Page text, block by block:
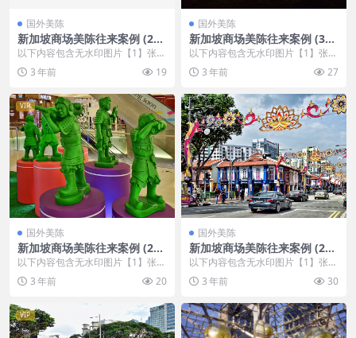
国外美陈
新加坡商场美陈往来案例 (272
8)广州市美陈联盟
以下内容包含无水印图片【1】张
，开通会员无障碍浏览 开通VIP会
员 3 年前 19
国外美陈
新加坡商场美陈往来案例 (325
2)苏州市美程网
以下内容包含无水印图片【1】张
，开通会员无障碍浏览 开通VIP会
员 3 年前 27
VIP
国外美陈
新加坡商场美陈往来案例 (234
8)湛江市美陈制作
以下内容包含无水印图片【1】张
，开通会员无障碍浏览 开通VIP会
员 3 年前 20
国外美陈
新加坡商场美陈往来案例 (232
8)沈阳市美陈
以下内容包含无水印图片【1】张
，开通会员无障碍浏览 开通VIP会
员 3 年前 30
VIP